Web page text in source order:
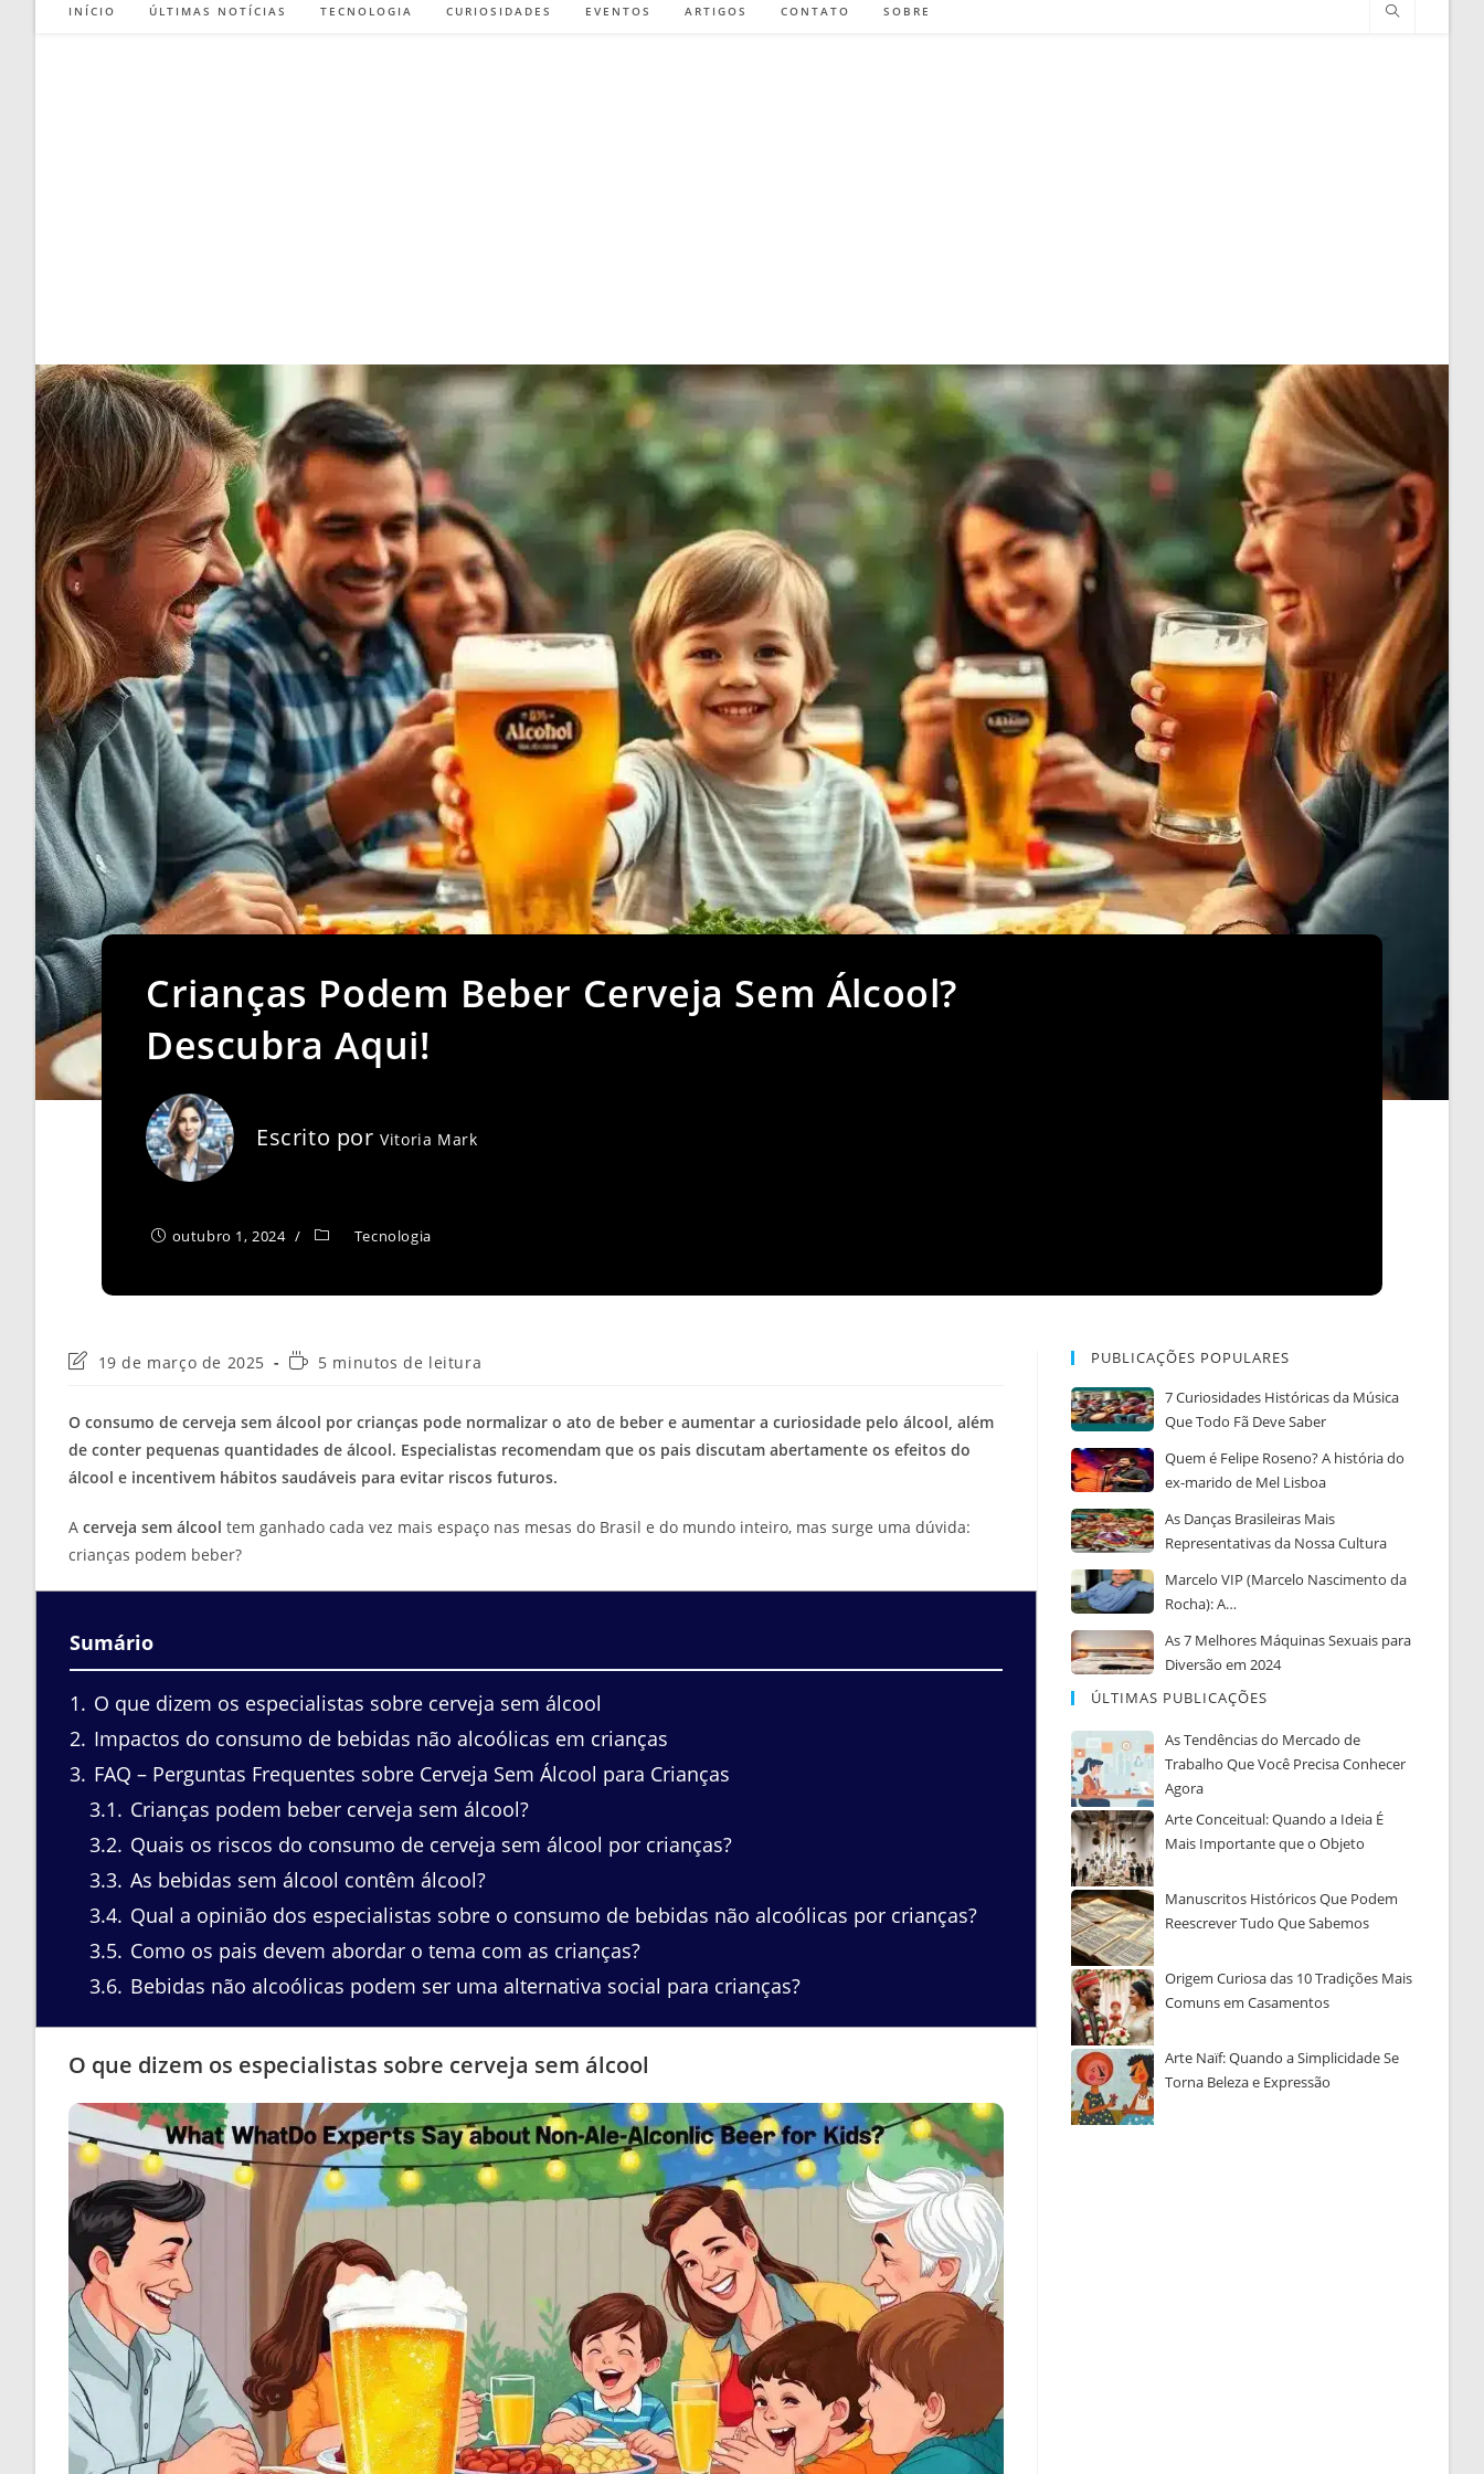
INÍCIO ÚLTIMAS NOTÍCIAS TECNOLOGIA CURIOSIDADES EVENTOS ARTIGOS CONTATO SOBRE
Crianças Podem Beber Cerveja Sem Álcool?
Descubra Aqui!
Escrito porVitoria Mark
outubro 1, 2024 Tecnologia
Última
post:
19 de março de 2025
Tempo5 minutos de leitura
O consumo de cerveja sem álcool por crianças pode normalizar o ato de beber e aumentar a curiosidade pelo álcool, além
de conter pequenas quantidades de álcool. Especialistas recomendam que os pais discutam abertamente os efeitos do
álcool e incentivem hábitos saudáveis para evitar riscos futuros.
A cerveja sem álcool tem ganhado cada vez mais espaço nas mesas do Brasil e do mundo inteiro, mas surge uma dúvida:
crianças podem beber?
Sumário
1
O que dizem os especialistas sobre cerveja sem álcool
2 Impactos do consumo de bebidas não alcoólicas em crianças
3 FAQ – Perguntas Frequentes sobre Cerveja Sem Álcool para Crianças
3.1
Crianças podem beber cerveja sem álcool?
3.2 Quais os riscos do consumo de cerveja sem álcool por crianças?
3.3 As bebidas sem álcool contêm álcool?
3.4 Qual a opinião dos especialistas sobre o consumo de bebidas não alcoólicas por crianças?
3.5 Como os pais devem abordar o tema com as crianças?
3.6 Bebidas não alcoólicas podem ser uma alternativa social para crianças?
O que dizem os especialistas sobre cerveja sem álcool
PUBLICAÇÕES POPULARES
7 Curiosidades Históricas da Música
Que Todo Fã Deve Saber
Quem é Felipe Roseno? A história do
ex-marido de Mel Lisboa
As Danças Brasileiras Mais
Representativas da Nossa Cultura
Marcelo VIP (Marcelo Nascimento da
Rocha): A…
As 7 Melhores Máquinas Sexuais para
Diversão em 2024
ÚLTIMAS PUBLICAÇÕES
As Tendências do Mercado de
Trabalho Que Você Precisa Conhecer
Agora
Arte Conceitual: Quando a Ideia É
Mais Importante que o Objeto
Manuscritos Históricos Que Podem
Reescrever Tudo Que Sabemos
Origem Curiosa das 10 Tradições Mais
Comuns em Casamentos
Arte Naïf: Quando a Simplicidade Se
Torna Beleza e Expressão